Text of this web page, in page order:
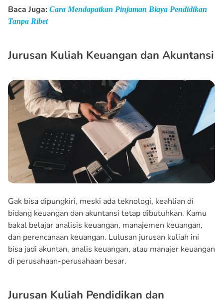
Baca Juga: Cara Mendapatkan Pinjaman Biaya Pendidikan
Tanpa Ribet
Jurusan Kuliah Keuangan dan Akuntansi
Gak bisa dipungkiri, meski ada teknologi, keahlian di
bidang keuangan dan akuntansi tetap dibutuhkan. Kamu
bakal belajar analisis keuangan, manajemen keuangan,
dan perencanaan keuangan. Lulusan jurusan kuliah ini
bisa jadi akuntan, analis keuangan, atau manajer keuangan
di perusahaan-perusahaan besar.
Jurusan Kuliah Pendidikan dan